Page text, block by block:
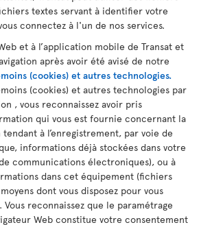
textes servant à identifier votre
connectez à l'un de nos services.
et à l’application mobile de Transat et
après avoir été avisé de notre
(cookies) et autres technologies.
(cookies) et autres technologies par
, vous reconnaissez avoir pris
qui vous est fournie concernant la
à l’enregistrement, par voie de
informations déjà stockées dans votre
communications électroniques), ou à
dans cet équipement (fichiers
dont vous disposez pour vous
reconnaissez que le paramétrage
Web constitue votre consentement